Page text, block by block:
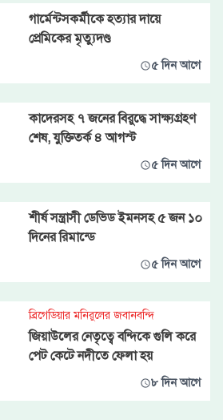
গার্মেন্টসকর্মীকে হত্যার দায়ে
প্রেমিকের মৃত্যুদণ্ড
৫ দিন আগে
কাদেরসহ ৭ জনের বিরুদ্ধে সাক্ষ্যগ্রহণ
শেষ, যুক্তিতর্ক ৪ আগস্ট
৫ দিন আগে
শীর্ষ সন্ত্রাসী ডেভিড ইমনসহ ৫ জন ১০
দিনের রিমান্ডে
৫ দিন আগে
ব্রিগেডিয়ার মনিরুলের জবানবন্দি
জিয়াউলের নেতৃত্বে বন্দিকে গুলি করে
পেট কেটে নদীতে ফেলা হয়
৮ দিন আগে